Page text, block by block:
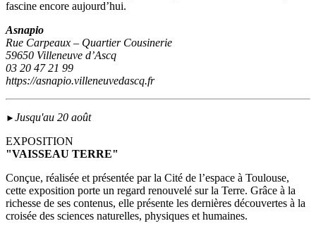
fascine encore aujourd’hui.
Asnapio
Rue Carpeaux – Quartier Cousinerie
59650 Villeneuve d’Ascq
03 20 47 21 99
https://asnapio.villeneuvedascq.fr
► Jusqu'au 20 août
EXPOSITION
"VAISSEAU TERRE"
Conçue, réalisée et présentée par la Cité de l’espace à Toulouse,
cette exposition porte un regard renouvelé sur la Terre. Grâce à la
richesse de ses contenus, elle présente les dernières découvertes à la
croisée des sciences naturelles, physiques et humaines.